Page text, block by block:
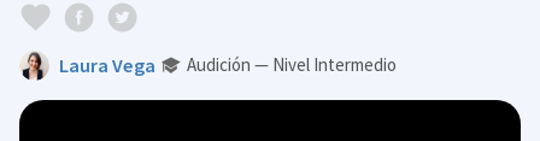
Laura Vega Audición — Nivel Intermedio